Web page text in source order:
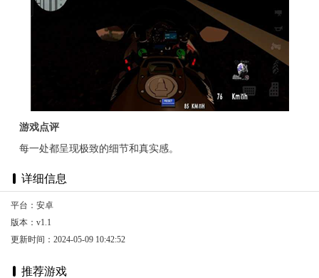
游戏点评
每一处都呈现极致的细节和真实感。
详细信息
平台：安卓
版本：v1.1
更新时间：2024-05-09 10:42:52
推荐游戏